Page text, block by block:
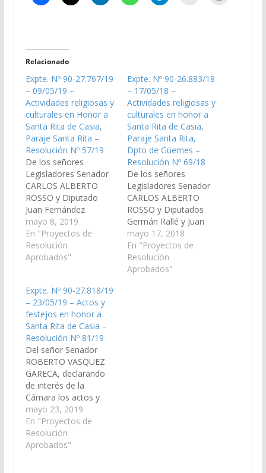
Relacionado
Expte. Nº 90-27.767/19
– 09/05/19 –
Actividades religiosas y
culturales en Honor a
Santa Rita de Casia,
Paraje Santa Rita –
Resolución Nº 57/19
De los señores
Legisladores Senador
CARLOS ALBERTO
ROSSO y Diputado
Juan Fernández
Molina, declarando de
interés de ésta
Cámara, las
actividades religiosas y
que se llevará a cabo
el día 22 de mayo en el
paraje Santa
Rita. (Expte. Nº 90-
27.767/19, a la
Comisión…
mayo 8, 2019
En "Proyectos de
Resolución
Aprobados"
Expte. Nº 90-26.883/18
– 17/05/18 –
Actividades religiosas y
culturales en honor a
Santa Rita de Casia,
Paraje Santa Rita,
Dpto de Güemes –
Resolución Nº 69/18
De los señores
Legisladores Senador
CARLOS ALBERTO
ROSSO y Diputados
Germán Rallé y Juan
Fernández Molina,
declarando de interés
de esta Cámara las
actividades religiosas y
mayo 17, 2018
En "Proyectos de
Resolución
Aprobados"
Expte. Nº 90-27.818/19
– 23/05/19 – Actos y
festejos en honor a
Santa Rita de Casia –
Resolución Nº 81/19
Del señor Senador
ROBERTO VASQUEZ
GARECA, declarando
de interés de la
Cámara los actos y
festejos que se
llevarán a cabo el día
25 de mayo en honor
a Santa Rita de Casia a
mayo 23, 2019
En "Proyectos de
Resolución
Aprobados"